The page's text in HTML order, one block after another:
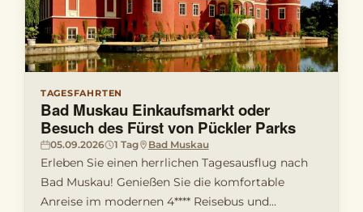
TAGESFAHRTEN
Bad Muskau Einkaufsmarkt oder
Besuch des Fürst von Pückler Parks
05.09.2026 1 Tag Bad Muskau
Erleben Sie einen herrlichen Tagesausflug nach
Bad Muskau! Genießen Sie die komfortable
Anreise im modernen 4**** Reisebus und